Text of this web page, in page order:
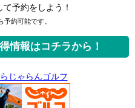
予約をしよう！
約可能です。
情報はコチラから！
じゃらんゴルフ